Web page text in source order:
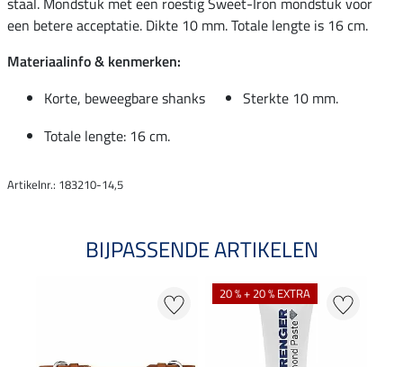
een betere acceptatie. Dikte 10 mm. Totale lengte is 16 cm.
Materiaalinfo & kenmerken:
Korte, beweegbare shanks
Sterkte 10 mm.
Totale lengte: 16 cm.
Artikelnr.: 183210-14,5
BIJPASSENDE ARTIKELEN
20 % + 20 % EXTRA